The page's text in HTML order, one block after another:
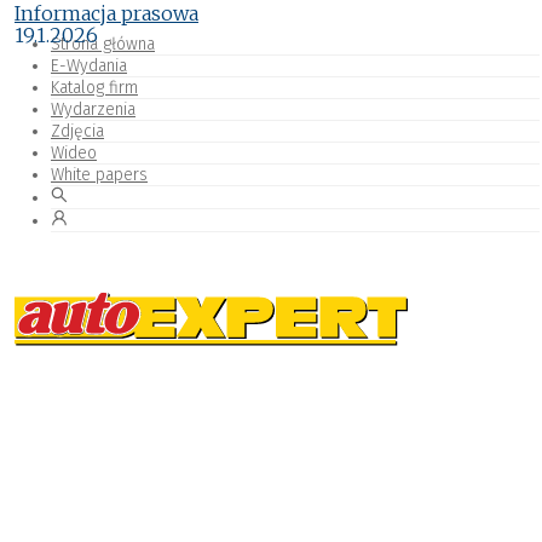
Strona główna
E-Wydania
Katalog firm
Wydarzenia
Zdjęcia
Wideo
White papers
Informacja prasowa
19.1.2026